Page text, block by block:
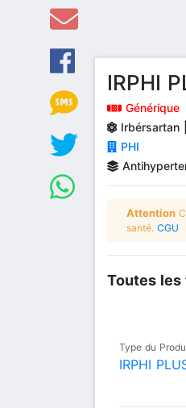
IRPHI
Générique
Irbérsartan
PHI
Attention
santé. CGU
Toutes les
Type du
IRPHI